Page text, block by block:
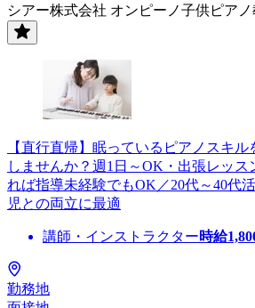
シアー株式会社 オンピーノ子供ピア
【直行直帰】眠っているピアノスキ
しませんか？週1日～OK・出張レッス
れば指導未経験でもOK／20代～40代
児との両立に最適
講師・インストラクター時給
勤務地